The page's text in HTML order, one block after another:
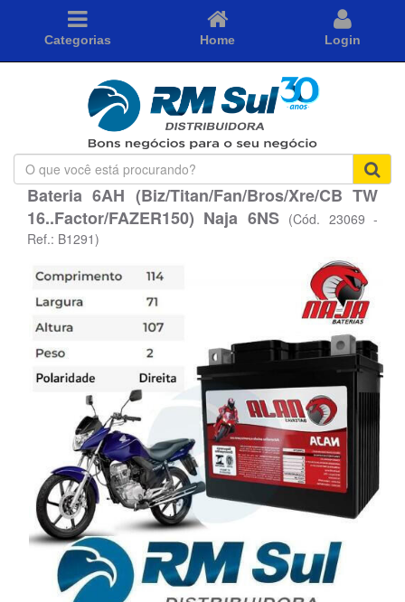
Categorias Home Login
O
que
você
está
procurando?
Bateria 6AH (Biz/Titan/Fan/Bros/Xre/CB TW
16..Factor/FAZER150) Naja 6NS (Cód. 23069 -
Ref.: B1291)